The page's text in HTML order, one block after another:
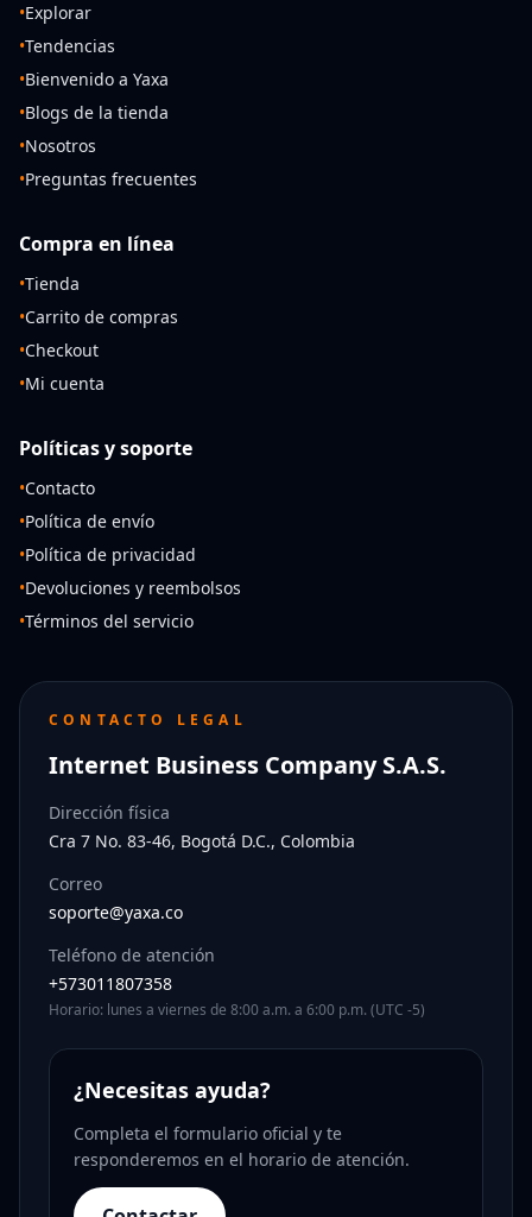
•Explorar
•Tendencias
•Bienvenido a Yaxa
•Blogs de la tienda
•Nosotros
•Preguntas frecuentes
Compra en línea
•Tienda
•Carrito de compras
•Checkout
•Mi cuenta
Políticas y soporte
•Contacto
•Política de envío
•Política de privacidad
•Devoluciones y reembolsos
•Términos del servicio
CONTACTO LEGAL
Internet Business Company S.A.S.
Dirección física
Cra 7 No. 83-46, Bogotá D.C., Colombia
Correo
soporte@yaxa.co
Teléfono de atención
+573011807358
Horario: lunes a viernes de 8:00 a.m. a 6:00 p.m. (UTC -5)
¿Necesitas ayuda?
Completa el formulario oficial y te
responderemos en el horario de atención.